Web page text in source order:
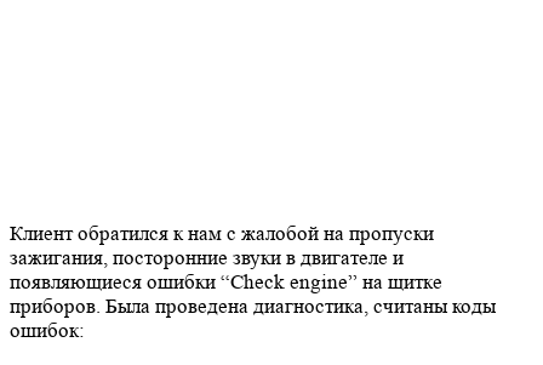
Клиент обратился к нам с жалобой на пропуски
зажигания, посторонние звуки в двигателе и
появляющиеся ошибки “Check engine” на щитке
приборов. Была проведена диагностика, считаны коды
ошибок: